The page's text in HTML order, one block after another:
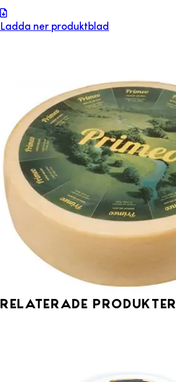
Ladda ner produktblad
Relaterade produkter